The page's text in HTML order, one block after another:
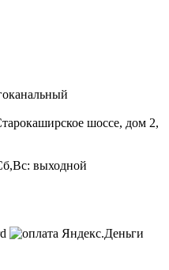
шоссе, дом 2,
выходной